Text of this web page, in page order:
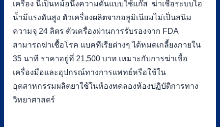
เครื่อง นี้เป็นหม้อนึ่งความดันแบบใช้แก๊ส ฆ่าเชื้อระบบไอ
น้ำมีแรงดันสูง ตัวเครื่องผลิตจากอลูมิเนียมไม่เป็นสนิม
ความจุ 24 ลิตร ตัวเครื่องผ่านการรับรองจาก FDA
สามารถฆ่าเชื้อโรค แบคทีเรียต่างๆ ได้หมดเกลี้ยงภายใน
35 นาที ราคาอยู่ที่ 21,500 บาท เหมาะกับการฆ่าเชื้อ
เครื่องมือและอุปกรณ์ทางการแพทย์หรือใช้ใน
อุตสาหกรรมผลิตยาใช้ในห้องทดลองห้องปฏิบัติการทาง
วิทยาศาสตร์